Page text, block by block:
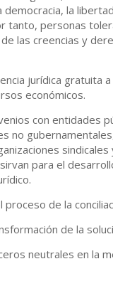
democracia, la
tanto, personas
las creencias y
jurídica gratuita
económicos.
con entidades
no
sindicales
para el
de la
de la
neutrales en la